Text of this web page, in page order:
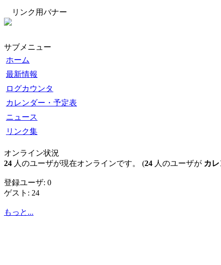
リンク用バナー
サブメニュー
ホーム
最新情報
ログカウンタ
カレンダー・予定表
ニュース
リンク集
オンライン状況
24 人のユーザが現在オンラインです。 (24 人のユーザが カ
登録ユーザ: 0
ゲスト: 24
もっと...